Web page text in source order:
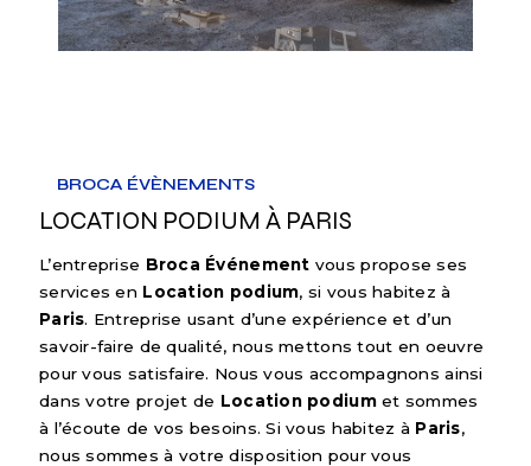
BROCA ÉVÈNEMENTS
LOCATION PODIUM À PARIS
L’entreprise Broca Événement vous propose ses
services en Location podium, si vous habitez à
Paris. Entreprise usant d’une expérience et d’un
savoir-faire de qualité, nous mettons tout en oeuvre
pour vous satisfaire. Nous vous accompagnons ainsi
dans votre projet de Location podiumet sommes
à l’écoute de vos besoins. Si vous habitez à Paris,
nous sommes à votre disposition pour vous